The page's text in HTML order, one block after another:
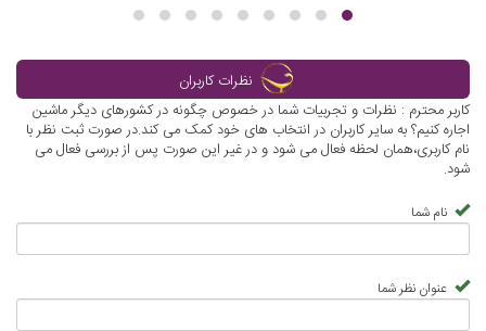
نظرات کاربران
کاربر محترم : نظرات و تجربیات شما در خصوص چگونه در کشورهای دیگر ماشین
اجاره کنیم؟ به سایر کاربران در انتخاب های خود کمک می کند.در صورت ثبت نظر با
نام کاربری،همان لحظه فعال می شود و در غیر این صورت پس از بررسی فعال می
شود.
نام شما
عنوان نظر شما